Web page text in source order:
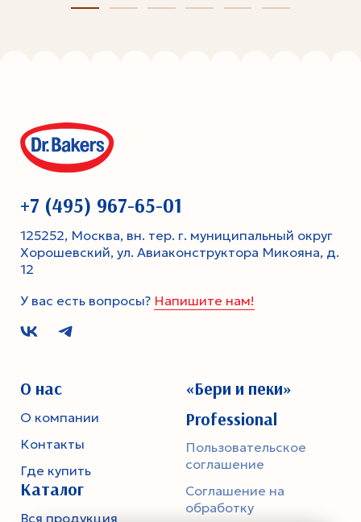
+7 (495) 967-65-01
125252, Москва, вн. тер. г. муниципальный округ
Хорошевский, ул. Авиаконструктора Микояна, д.
12
У вас есть вопросы? Напишите нам!
О нас
О компании
Контакты
Где купить
Каталог
Вся продукция
«Бери и пеки»
Professional
Пользовательское
соглашение
Соглашение на
обработку